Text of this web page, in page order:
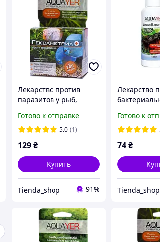
Лекарство против
паразитов у рыб,
Готово к отправке
5.0 (1)
129₴
Купить
Tienda_shop 91%
Лекарство
АкваБактол
Готово к
74₴
Tienda_shop